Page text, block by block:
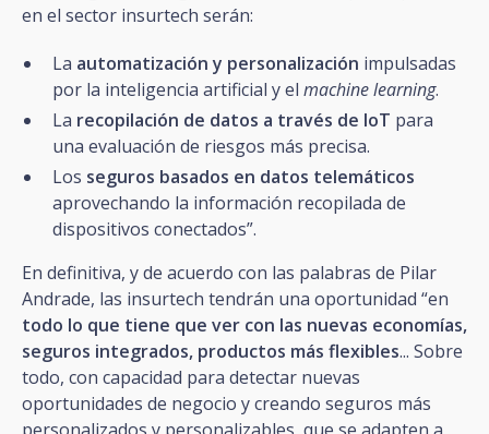
en el sector insurtech serán:
La automatización y personalización impulsadas
por la inteligencia artificial y el machine learning.
La recopilación de datos a través de IoT para
una evaluación de riesgos más precisa.
Los seguros basados en datos telemáticos
aprovechando la información recopilada de
dispositivos conectados”.
En definitiva, y de acuerdo con las palabras de Pilar
Andrade, las insurtech tendrán una oportunidad “en
todo lo que tiene que ver con las nuevas economías,
seguros integrados, productos más flexibles... Sobre
todo, con capacidad para detectar nuevas
oportunidades de negocio y creando seguros más
personalizados y personalizables, que se adapten a